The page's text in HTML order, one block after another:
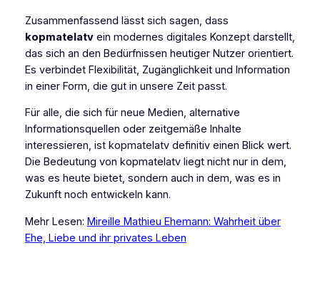
Zusammenfassend lässt sich sagen, dass
kopmatelatvein modernes digitales Konzept darstellt,
das sich an den Bedürfnissen heutiger Nutzer orientiert.
Es verbindet Flexibilität, Zugänglichkeit und Information
in einer Form, die gut in unsere Zeit passt.
Für alle, die sich für neue Medien, alternative
Informationsquellen oder zeitgemäße Inhalte
interessieren, ist kopmatelatv definitiv einen Blick wert.
Die Bedeutung von kopmatelatv liegt nicht nur in dem,
was es heute bietet, sondern auch in dem, was es in
Zukunft noch entwickeln kann.
Mehr Lesen: Mireille Mathieu Ehemann: Wahrheit über
Ehe, Liebe und ihr privates Leben